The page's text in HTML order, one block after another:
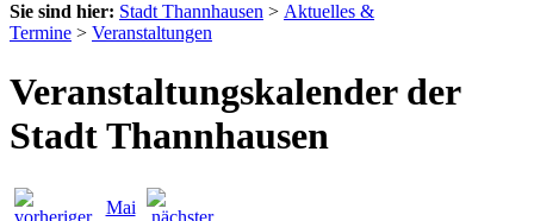
Sie sind hier: Stadt Thannhausen > Aktuelles &
Termine > Veranstaltungen
Veranstaltungskalender der
Stadt Thannhausen
Mai